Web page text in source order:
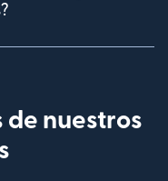
de nuestros